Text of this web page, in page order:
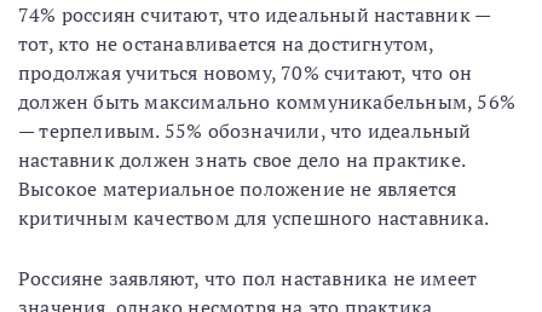
74% россиян считают, что идеальный наставник —
тот, кто не останавливается на достигнутом,
продолжая учиться новому, 70% считают, что он
должен быть максимально коммуникабельным, 56%
— терпеливым. 55% обозначили, что идеальный
наставник должен знать свое дело на практике.
Высокое материальное положение не является
критичным качеством для успешного наставника.
Россияне заявляют, что пол наставника не имеет